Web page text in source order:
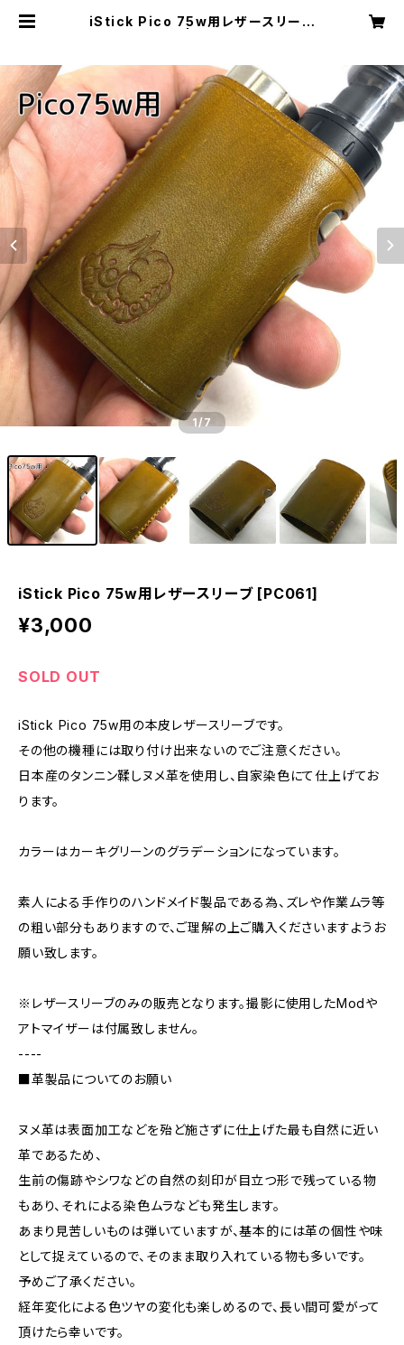
iStick Pico 75w用レザースリーブ
1/7
iStick Pico 75w用レザースリーブ [PC061]
¥3,000
SOLD OUT
iStick Pico 75w用の本皮レザースリーブです。
その他の機種には取り付け出来ないのでご注意ください。
日本産のタンニン鞣しヌメ革を使用し、自家染色にて仕上げてお
ります。
カラーはカーキグリーンのグラデーションになっています。
素人による手作りのハンドメイド製品である為、ズレや作業ムラ等
の粗い部分もありますので、ご理解の上ご購入くださいますようお
願い致します。
※レザースリーブのみの販売となります。撮影に使用したModや
アトマイザーは付属致しません。
----
■革製品についてのお願い
ヌメ革は表面加工などを殆ど施さずに仕上げた最も自然に近い
革であるため、
生前の傷跡やシワなどの自然の刻印が目立つ形で残っている物
もあり、それによる染色ムラなども発生します。
あまり見苦しいものは弾いていますが、基本的には革の個性や味
として捉えているので、そのまま取り入れている物も多いです。
予めご了承ください。
経年変化による色ツヤの変化も楽しめるので、長い間可愛がって
頂けたら幸いです。